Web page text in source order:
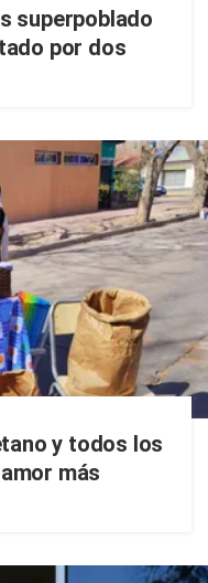
superpoblado
por dos
y todos los
más